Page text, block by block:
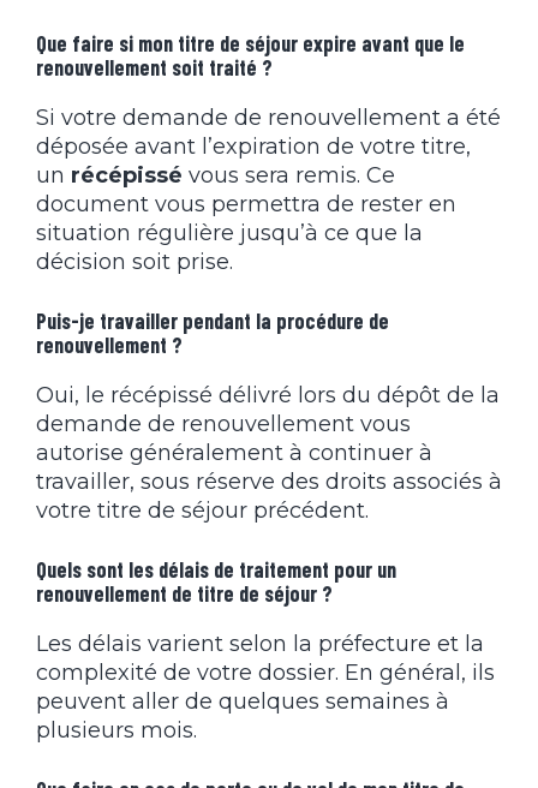
Que faire si mon titre de séjour expire avant que le
renouvellement soit traité ?
Si votre demande de renouvellement a été
déposée avant l’expiration de votre titre,
un récépissé vous sera remis. Ce
document vous permettra de rester en
situation régulière jusqu’à ce que la
décision soit prise.
Puis-je travailler pendant la procédure de
renouvellement ?
Oui, le récépissé délivré lors du dépôt de la
demande de renouvellement vous
autorise généralement à continuer à
travailler, sous réserve des droits associés à
votre titre de séjour précédent.
Quels sont les délais de traitement pour un
renouvellement de titre de séjour ?
Les délais varient selon la préfecture et la
complexité de votre dossier. En général, ils
peuvent aller de quelques semaines à
plusieurs mois.